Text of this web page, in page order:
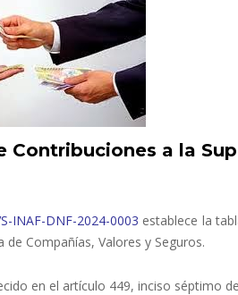
Contribuciones a la
INAF-DNF-2024-0003 establece la
de Compañías, Valores y Seguros.
en el artículo 449, inciso séptimo